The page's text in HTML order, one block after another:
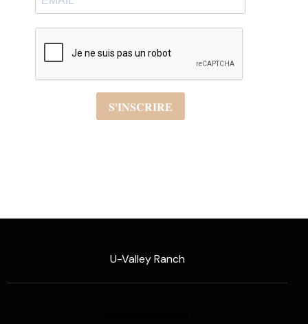
U-Valley Ranch